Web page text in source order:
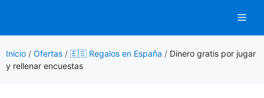
contenido
Inicio / Ofertas / 🇪🇸 Regalos en España / Dinero gratis por jugar
y rellenar encuestas